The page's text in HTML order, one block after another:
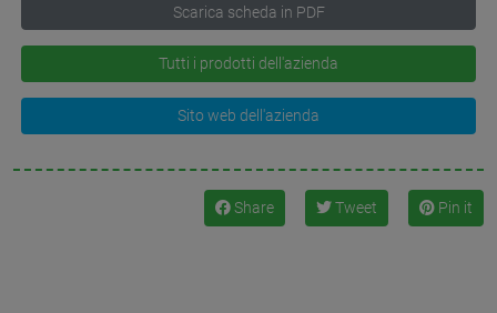
Scarica scheda in PDF
Tutti i prodotti dell'azienda
Sito web dell'azienda
Share Tweet Pin it